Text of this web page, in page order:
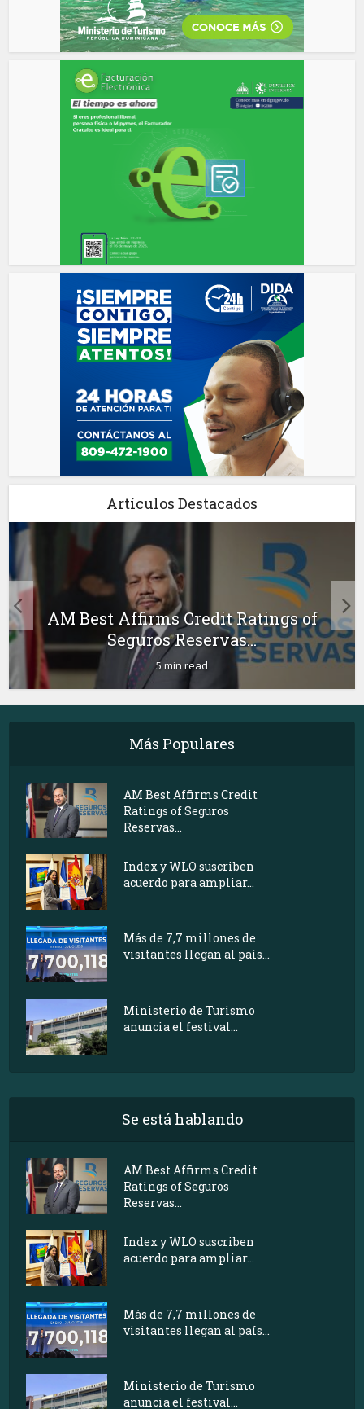
Artículos Destacados
AM Best Affirms Credit Ratings of
Seguros Reservas...
5 min read
Más Populares
AM Best Affirms Credit
Ratings of Seguros
Reservas...
Index y WLO suscriben
acuerdo para ampliar...
Más de 7,7 millones de
visitantes llegan al país...
Ministerio de Turismo
anuncia el festival...
Se está hablando
AM Best Affirms Credit
Ratings of Seguros
Reservas...
Index y WLO suscriben
acuerdo para ampliar...
Más de 7,7 millones de
visitantes llegan al país...
Ministerio de Turismo
anuncia el festival...